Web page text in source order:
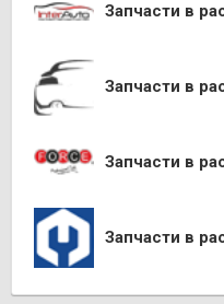
Запчасти в
Запчасти в
Запчасти в
Запчасти в